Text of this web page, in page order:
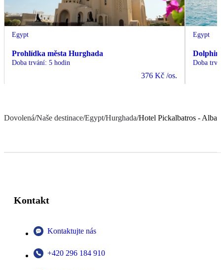
Egypt
Prohlídka města Hurghada
Doba trvání: 5 hodin
376 Kč /os.
Egypt
Dolphin
Doba
Dovolená/Naše destinace/Egypt/Hurghada/Hotel Pickalbatros -
Kontakt
Kontaktujte nás
+420 296 184 910